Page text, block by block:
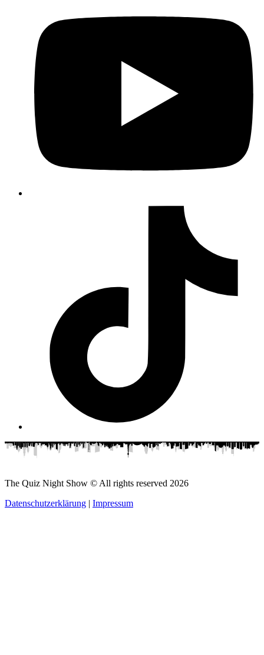
The Quiz Night Show © All rights reserved 2026
Datenschutzerklärung | Impressum